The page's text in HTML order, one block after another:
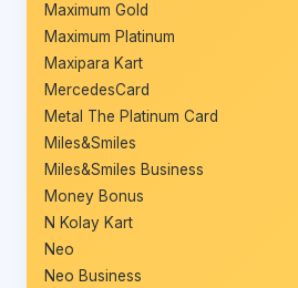
Maximum Gold
Maximum Platinum
Maxipara Kart
MercedesCard
Metal The Platinum Card
Miles&Smiles
Miles&Smiles Business
Money Bonus
N Kolay Kart
Neo
Neo Business